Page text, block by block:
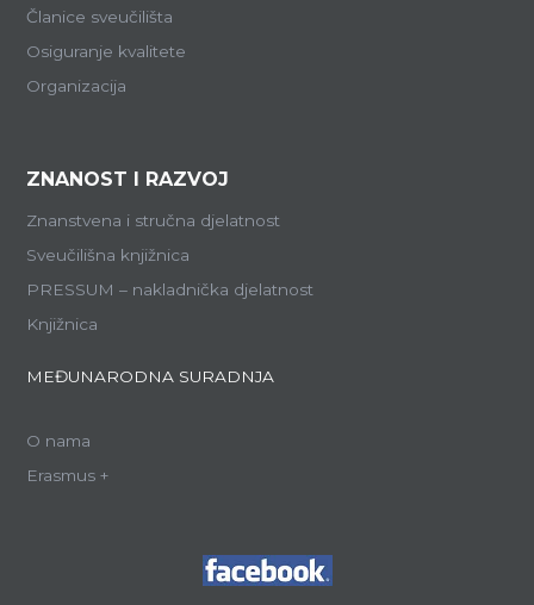
Članice sveučilišta
Osiguranje kvalitete
Organizacija
ZNANOST I RAZVOJ
Znanstvena i stručna djelatnost
Sveučilišna knjižnica
PRESSUM – nakladnička djelatnost
Knjižnica
MEĐUNARODNA SURADNJA
O nama
Erasmus +